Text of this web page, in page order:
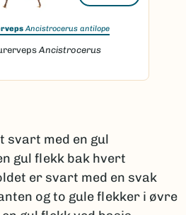
Ancistrocerus antilope
Ancistrocerus
svart med en gul
gul flekk bak hvert
er svart med en svak
og to gule flekker i øvre